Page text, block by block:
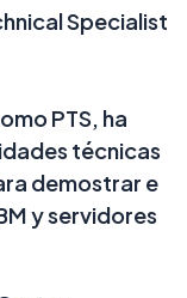
Specialist
PTS, ha
técnicas
demostrar e
y servidores